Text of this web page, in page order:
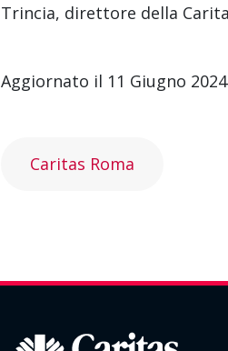
Trincia, direttore della
Aggiornato il 11 Giugno 2024
Caritas Roma